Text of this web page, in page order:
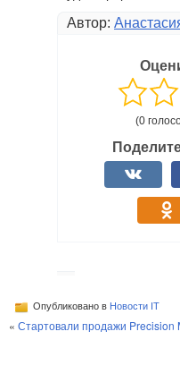
Автор:
(0
Опубликовано в Новости IT
« Стартовали продажи Precision